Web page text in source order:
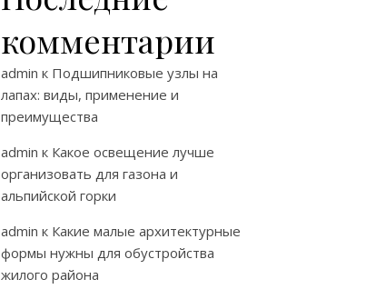
комментарии
admin к Подшипниковые узлы на
лапах: виды, применение и
преимущества
admin к Какое освещение лучше
организовать для газона и
альпийской горки
admin к Какие малые архитектурные
формы нужны для обустройства
жилого района